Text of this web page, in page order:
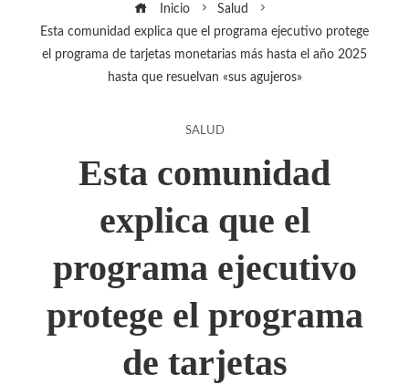
Inicio
Salud
Esta comunidad explica que el programa ejecutivo protege
el programa de tarjetas monetarias más hasta el año 2025
hasta que resuelvan «sus agujeros»
SALUD
Esta comunidad
explica que el
programa ejecutivo
protege el programa
de tarjetas